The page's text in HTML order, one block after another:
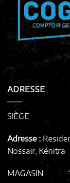
ADRESSE
SIÈGE
Adresse :
Nossair, Kénitra
MAGASIN